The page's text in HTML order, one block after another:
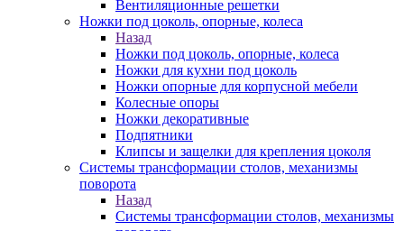
Вентиляционные решетки
Ножки под цоколь, опорные, колеса
Назад
Ножки под цоколь, опорные, колеса
Ножки для кухни под цоколь
Ножки опорные для корпусной мебели
Колесные опоры
Ножки декоративные
Подпятники
Клипсы и защелки для крепления цоколя
Системы трансформации столов, механизмы
поворота
Назад
Системы трансформации столов, механизмы